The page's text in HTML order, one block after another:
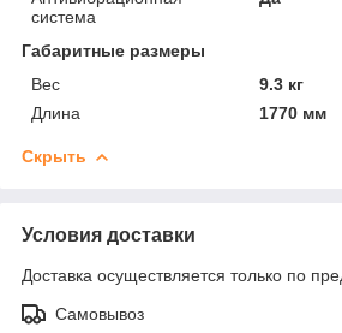
система
Габаритные размеры
Вес
9.3 кг
Длина
1770 мм
Скрыть
Условия доставки
Доставка осуществляется только по
Самовывоз